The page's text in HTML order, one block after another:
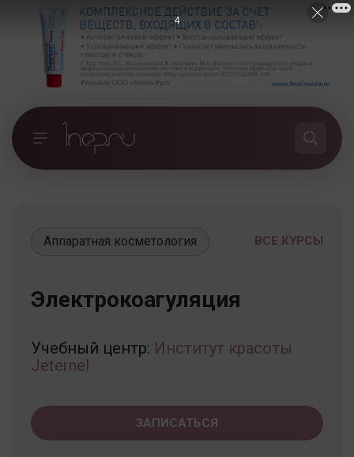
ВСЕ КУРСЫ
Аппаратная косметология
Электрокоагуляция
Учебный центр: Институт красоты
Jeternel
ЗАПИСАТЬСЯ
4